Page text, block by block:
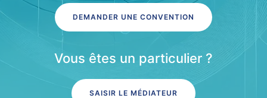
DEMANDER UNE CONVENTION
Vous êtes un particulier ?
SAISIR LE MÉDIATEUR